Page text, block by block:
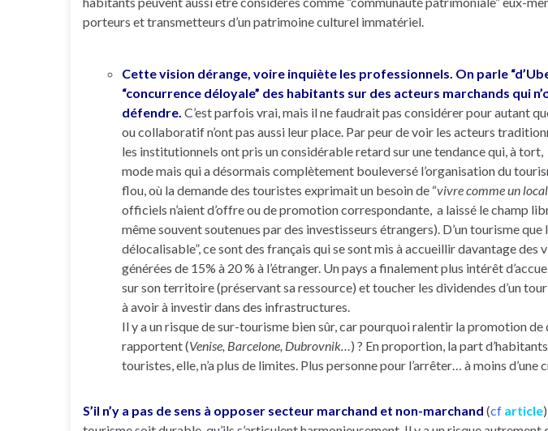
porteurs et transmetteurs d’un patrimoine culturel immatériel.
Cette vision dérange, voire inquiète les professionnels. On parle
“concurrence déloyale” des habitants sur des acteurs marchands qui
défendre. C’est parfois vrai, mais il ne faudrait pas considérer pour autant
ou collaboratif n’ont pas aussi leur place. Par peur de voir les acteurs
les institutionnels ont pris un considérable retard sur une tendance qui, à tort,
mode mais qui a désormais complètement bouleversé l’organisation du
flou, où la demande des touristes exprimait un besoin de “vivre comme un local
officiels n’aient d’offre ou de promotion correspondante, a laissé le champ
même souvent soutenues par des investisseurs étrangers). D’un tourisme que
délocalisable”, ce sont des français qui se sont mis à accueillir davantage des
générées de 15% à 20 % à l’étranger. Un pays a finalement plus intérêt
sur son territoire (préservant sa ressource) et toucher les dividendes d’un
à avoir à investir dans des infrastructures.
Il y a un risque de sur-tourisme bien sûr, car pourquoi ralentir la promotion
rapportent (Venise, Barcelone, Dubrovnik…) ? En proportion, la part
touristes, elle, n’a plus de limites. Plus personne pour l’arrêter… à moins d’une
S’il n’y a pas de sens à opposer secteur marchand et non-marchand (cf article